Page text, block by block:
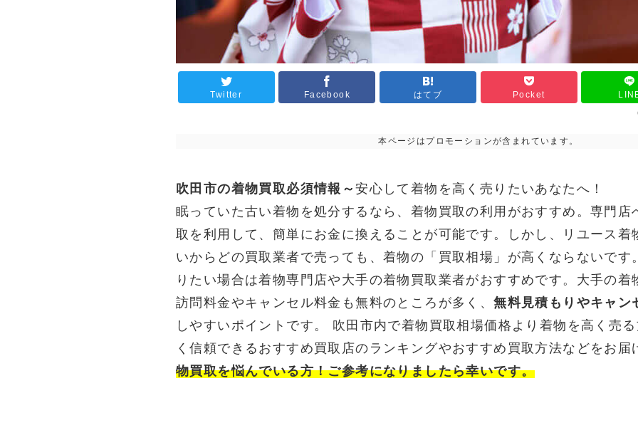
Twitter Facebook はてブ Pocket
本ページはプロモーションが含まれています。
吹田市の着物買取必須情報～安心して着物を高く売りたいあなたへ！
眠っていた古い着物を処分するなら、着物買取の利用がおすすめ。専門店
取を利用して、簡単にお金に換えることが可能です。しかし、リユース着
いからどの買取業者で売っても、着物の「買取相場」が高くならないです
りたい場合は着物専門店や大手の着物買取業者がおすすめです。大手の着
訪問料金やキャンセル料金も無料のところが多く、無料見積もりやキャン
しやすいポイントです。 吹田市内で着物買取相場価格より着物を高く売
く信頼できるおすすめ買取店のランキングやおすすめ買取方法などをお届
物買取を悩んでいる方！ご参考になりましたら幸いです。